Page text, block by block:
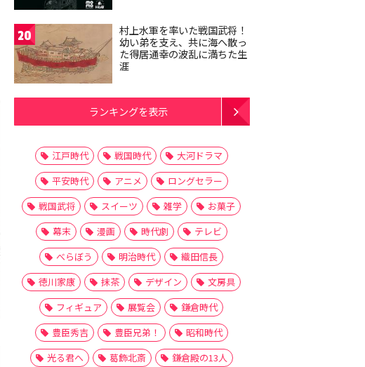
20
村上水軍を率いた戦国武将！
幼い弟を支え、共に海へ散っ
た得居通幸の波乱に満ちた生
涯
ランキングを表示
江戸時代 戦国時代
大河ドラマ
平安時代
アニメ
ロングセラー
戦国武将
スイーツ 雑学
お菓子
幕末
漫画 時代劇
テレビ
べらぼう
明治時代
織田信長
徳川家康
抹茶 デザイン
文房具
フィギュア
展覧会
鎌倉時代
豊臣秀吉
豊臣兄弟！
昭和時代
光る君へ
葛飾北斎 鎌倉殿の13人